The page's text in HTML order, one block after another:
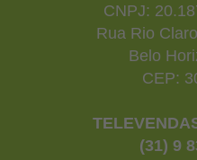
CNPJ:
Rua Rio
Belo
CEP:
(31) 9